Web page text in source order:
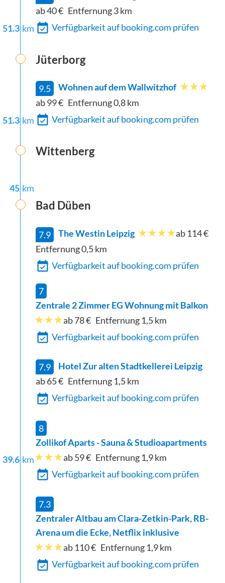
ab 40 € Entfernung3km
Verfügbarkeit auf booking.com prüfen
51.3 km
Jüterborg
9.5
Wohnen auf dem Wallwitzhof
ab 99 € Entfernung0,8km
Verfügbarkeit auf booking.com prüfen
51.3 km
Wittenberg
45 km
Bad Düben
7.9 The Westin Leipzig
ab 114 €
Entfernung0,5km
Verfügbarkeit auf booking.com prüfen
7
Zentrale 2 Zimmer EG Wohnung mit Balkon
ab 78 € Entfernung 1,5km
Verfügbarkeit auf booking.com prüfen
7.9
Hotel Zur alten Stadtkellerei Leipzig
ab 65 € Entfernung 1,5km
Verfügbarkeit auf booking.com prüfen
8
Zollikof Aparts - Sauna & Studioapartments
ab 59 € Entfernung 1,9km
Verfügbarkeit auf booking.com prüfen
7.3
Zentraler Altbau am Clara-Zetkin-Park, RB-
Arena um die Ecke, Netflix inklusive
ab 110 € Entfernung 1,9km
Verfügbarkeit auf booking.com prüfen
39.6 km